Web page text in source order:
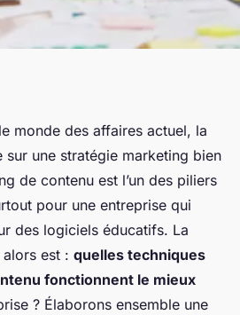
de
contenu
le mieux pour
de logiciels
de lecture
monde des affaires actuel, la
sur une stratégie marketing bien
de contenu est l’un des piliers
pour une entreprise qui
des logiciels éducatifs. La
est : quelles techniques
fonctionnent le mieux
? Élaborons ensemble une